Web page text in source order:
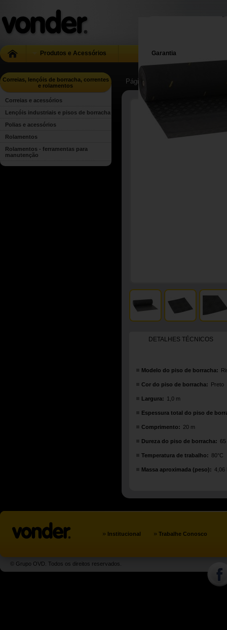
Produtos e Acessórios Garantia
Correias, lençóis de borracha, correntes
e rolamentos
Correias e acessórios
Lençóis industriais e pisos de borracha
Polias e acessórios
Rolamentos
Rolamentos - ferramentas para
manutenção
Página Inicial | ...
DETALHES TÉCNICOS
Modelo do piso de borracha:
Cor do piso de borracha: Preto
Largura: 1,0 m
Espessura total do piso de
Comprimento: 20 m
Dureza do piso de borracha:
Temperatura de trabalho: 80°C
Massa aproximada (peso): 4,06
» Institucional » Trabalhe Conosco
© Grupo OVD. Todos os direitos reservados.